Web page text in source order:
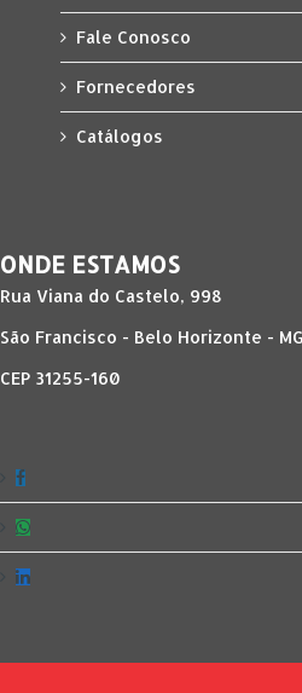
Fale Conosco
Fornecedores
Catálogos
ONDE ESTAMOS
Rua Viana do Castelo, 998
São Francisco - Belo Horizonte - MG
CEP 31255-160